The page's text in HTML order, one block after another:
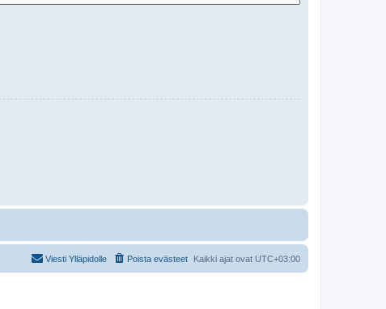
Kaikki ajat ovat UTC+03:00
Poista evästeet
Viesti Ylläpidolle